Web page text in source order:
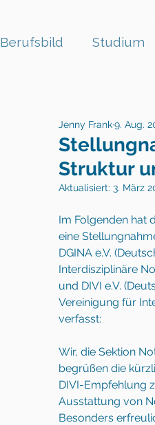
Berufsbild Studium
Struktur
Jenny Frank9. Aug.
Aktualisiert: 3. März
Im Folgenden hat
eine
DGINA e.V.
Interdisziplinäre
und DIVI e.V.
Vereinigung für
verfasst:
Wir, die Sektion
begrüßen die
DIVI-Empfehlung
Ausstattung von
Besonders